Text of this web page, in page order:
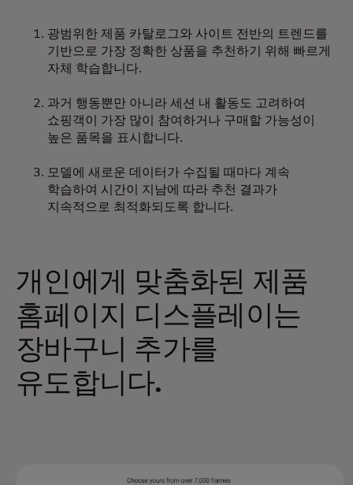
광범위한 제품 카탈로그와 사이트 전반의 트렌드를
기반으로 가장 정확한 상품을 추천하기 위해 빠르게
자체 학습합니다.
과거 행동뿐만 아니라 세션 내 활동도 고려하여
쇼핑객이 가장 많이 참여하거나 구매할 가능성이
높은 품목을 표시합니다.
모델에 새로운 데이터가 수집될 때마다 계속
학습하여 시간이 지남에 따라 추천 결과가
지속적으로 최적화되도록 합니다.
개인에게 맞춤화된 제품
홈페이지 디스플레이는
장바구니 추가를
유도합니다.